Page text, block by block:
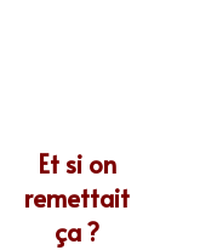
Et si on
remettait
ça ?